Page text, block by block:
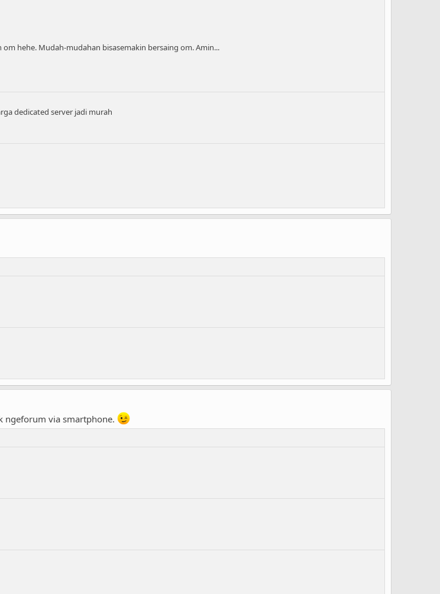
hehe. Mudah-mudahan bisasemakin bersaing om. Amin...
dedicated server jadi murah
ngeforum via smartphone.